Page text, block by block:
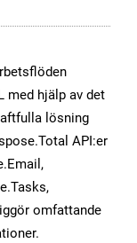
med hjälp av det
lösning
API:er
omfattande